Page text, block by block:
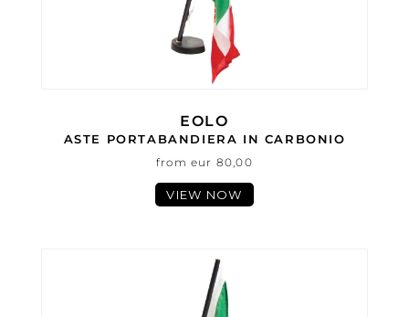
EOLO
ASTE PORTABANDIERA IN CARBONIO
from eur 80,00
VIEW NOW